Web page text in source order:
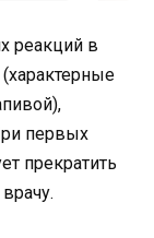
реакций в
первых
прекратить